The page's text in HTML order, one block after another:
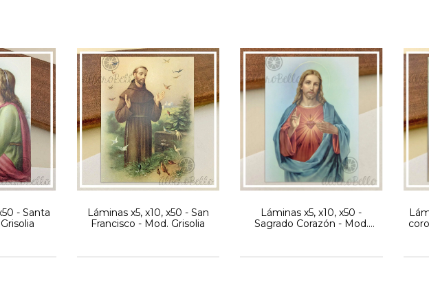
- Santa
Láminas x5, x10, x50 - San
Francisco - Mod. Grisolia
Láminas x5, x10, x50 -
Sagrado Corazón - Mod.